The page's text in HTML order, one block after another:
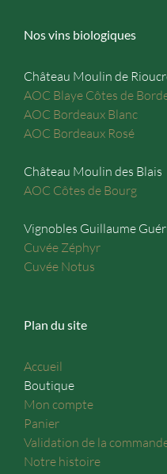
Nos vins biologiques
Château Moulin de
AOC Blaye Côtes de
AOC Bordeaux Blanc
AOC Bordeaux Rosé
Château Moulin des Blais
AOC Côtes de Bourg
Vignobles Guillaume
Cuvée Zéphyr
Cuvée Notus
Plan du site
Accueil
Boutique
Mon compte
Panier
Validation de la
Notre histoire